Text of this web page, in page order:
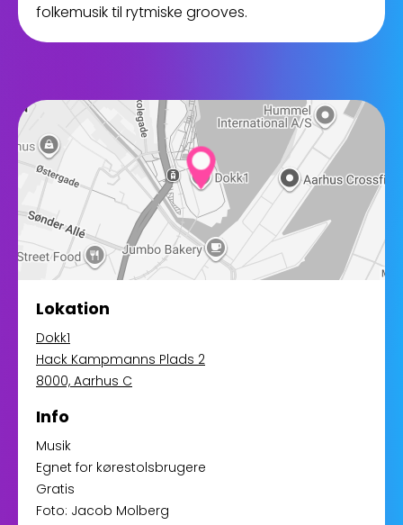
folkemusik til rytmiske grooves.
Lokation
Dokk1
Hack Kampmanns Plads 2
8000, Aarhus C
Info
Musik
Egnet for kørestolsbrugere
Gratis
Foto: Jacob Molberg